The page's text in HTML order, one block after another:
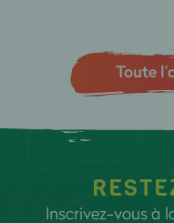
Toute
Inscrivez-vous à